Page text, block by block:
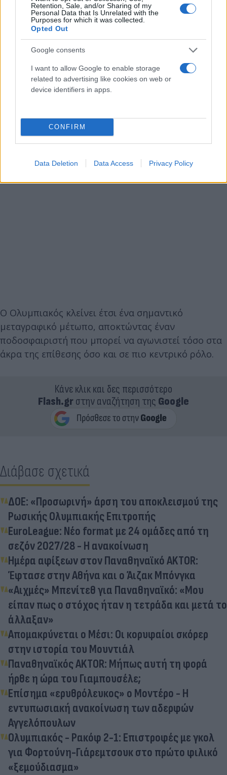
Retention, Sale, and/or Sharing of my
Personal Data that Is Unrelated with the
Purposes for which it was collected.
Opted Out
Google consents
I want to allow Google to enable storage
related to advertising like cookies on web or
device identifiers in apps.
CONFIRM
Data Deletion Data Access Privacy Policy
Ο Ολυμπιακός κλείνει έτσι ένα σημαντικό
μεταγραφικό μέτωπο, αποκτώντας έναν
ποδοσφαιριστή που μπορεί να αγωνιστεί τόσο στα
άκρα της επίθεσης όσο και σε πιο κεντρικό ρόλο.
Κάνε κλικ και δες περισσότερο
Flash.grστην αναζήτηση της Google
Διάβασε σχετικά
ΔΟΕ: «Προσωρινή» άρση του αποκλεισμού της
Ρωσικής Ολυμπιακής Επιτροπής
EuroLeague: Νέο format με 24 ομάδες από τη
σεζόν 2027/28 - Η ανακοίνωση
Ημέρα αφίξεων στον Παναθηναϊκό AKTOR:
Έφτασε στην Αθήνα και ο Άιζακ Μπόνγκα
«Αιχμές» Μπενίτεθ για Παναθηναϊκό: «Μου
είπαν πως ο στόχος ήταν η τετράδα και μετά το
άλλαξαν»
Απομακρύνεται ο Μέσι: Οι κορυφαίοι σκόρερ
στην ιστορία του Μουντιάλ
Παναθηναϊκός AKTOR: Μήπως αυτή τη φορά
ήρθε η ώρα του Γιαμπουσέλε;
Επίσημα «ερυθρόλευκος» ο Μοντέρο - Η
εντυπωσιακή ανακοίνωση των αδερφών
Αγγελόπουλων
Ολυμπιακός - Ρακόφ 2-1: Επιστροφές με γκολ
για Φορτούνη-Γιάρεμτσουκ στο πρώτο φιλικό
«ξεμούδιασμα»